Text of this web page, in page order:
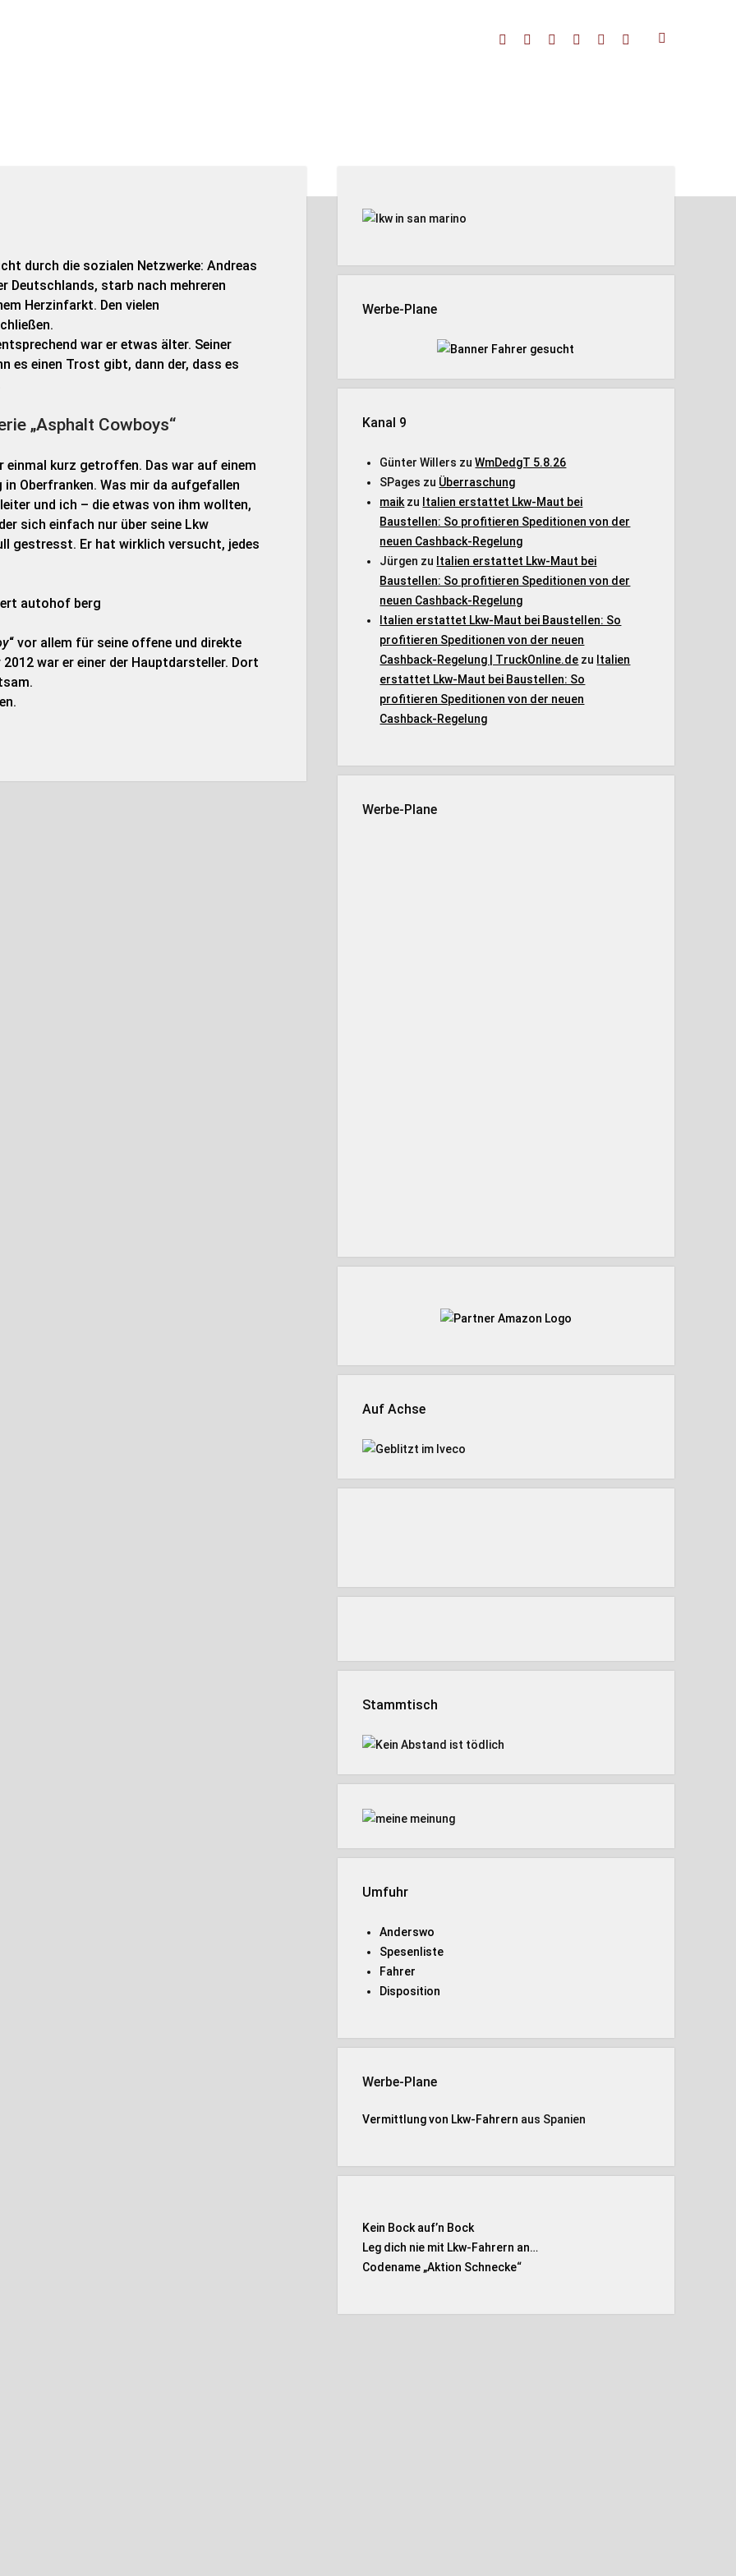
facebookthreadslinkedinyoutube
rss amazon
durch die sozialen Netzwerke: Andreas
Deutschlands, starb nach mehreren
Herzinfarkt. Den vielen
war er etwas älter. Seiner
es einen Trost gibt, dann der, dass es
„Asphalt Cowboys“
einmal kurz getroffen. Das war auf einem
Oberfranken. Was mir da aufgefallen
und ich – die etwas von ihm wollten,
sich einfach nur über seine Lkw
gestresst. Er hat wirklich versucht, jedes
“ vor allem für seine offene und direkte
war er einer der Hauptdarsteller. Dort
Werbe-Plane
Kanal 9
Günter Willers zuWmDedgT 5.8.26
SPages zu Überraschung
maik zu Italien erstattet Lkw-Maut bei
Baustellen: So profitieren Speditionen von der
neuen Cashback-Regelung
Jürgen zu Italien erstattet Lkw-Maut bei
Baustellen: So profitieren Speditionen von der
neuen Cashback-Regelung
Italien erstattet Lkw-Maut bei Baustellen: So
profitieren Speditionen von der neuen
Cashback-Regelung | TruckOnline.de zu Italien
erstattet Lkw-Maut bei Baustellen: So
profitieren Speditionen von der neuen
Cashback-Regelung
Werbe-Plane
Auf Achse
Stammtisch
Umfuhr
Anderswo
Spesenliste
Fahrer
Disposition
Werbe-Plane
Vermittlung von Lkw-Fahrern aus Spanien
Kein Bock auf’n Bock
Leg dich nie mit Lkw-Fahrern an…
Codename „Aktion Schnecke“